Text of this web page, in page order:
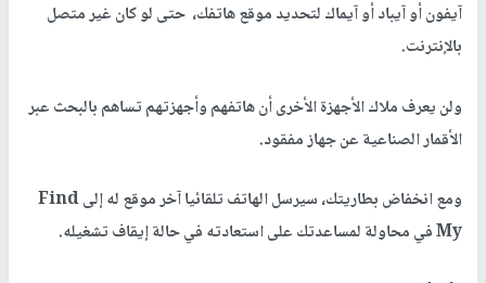
آيفون أو آيباد أو آيماك لتحديد موقع هاتفك، حتى لو كان غير متصل
بالإنترنت.
ولن يعرف ملاك الأجهزة الأخرى أن هاتفهم وأجهزتهم تساهم بالبحث عبر
الأقمار الصناعية عن جهاز مفقود.
ومع انخفاض بطاريتك، سيرسل الهاتف تلقائيا آخر موقع له إلىFind
Myفي محاولة لمساعدتك على استعادته في حالة إيقاف تشغيله.